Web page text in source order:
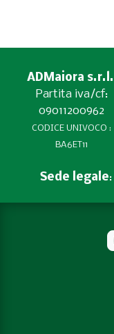
ADMaiora s.r.l.
Partita iva/cf:
09011200962
CODICE UNIVOCO :
BA6ET11
Sede legale